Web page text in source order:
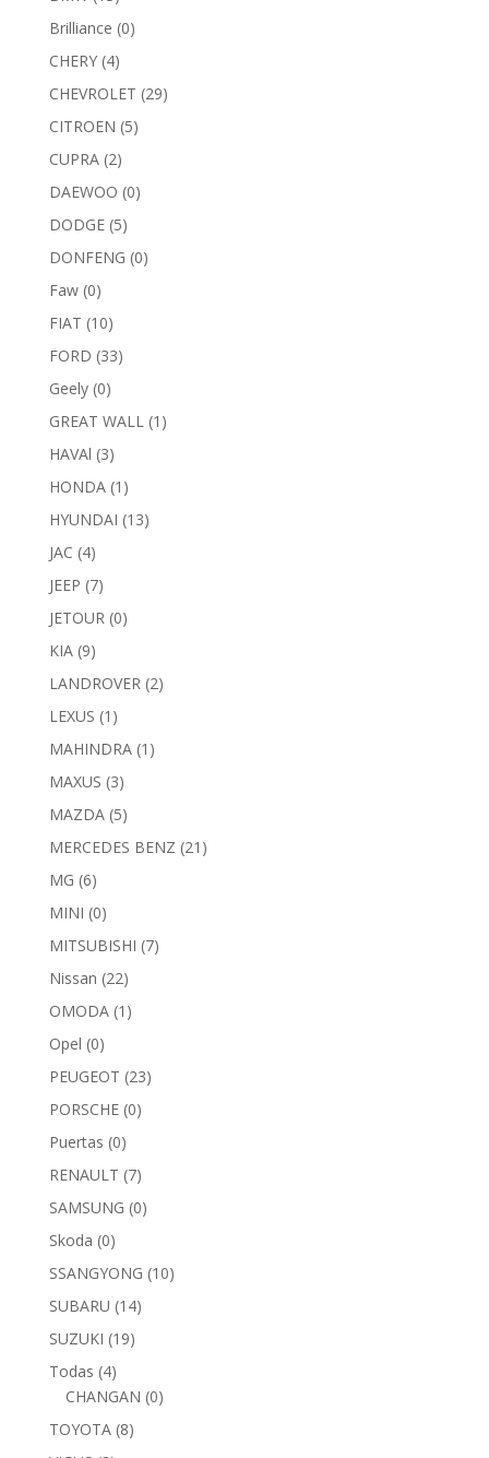
Brilliance (0)
CHERY (4)
CHEVROLET (29)
CITROEN (5)
CUPRA (2)
DAEWOO (0)
DODGE (5)
DONFENG (0)
Faw (0)
FIAT (10)
FORD (33)
Geely (0)
GREAT WALL (1)
HAVAl (3)
HONDA (1)
HYUNDAI (13)
JAC (4)
JEEP (7)
JETOUR (0)
KIA (9)
LANDROVER (2)
LEXUS (1)
MAHINDRA (1)
MAXUS (3)
MAZDA (5)
MERCEDES BENZ (21)
MG (6)
MINI (0)
MITSUBISHI (7)
Nissan (22)
OMODA (1)
Opel (0)
PEUGEOT (23)
PORSCHE (0)
Puertas (0)
RENAULT (7)
SAMSUNG (0)
Skoda (0)
SSANGYONG (10)
SUBARU (14)
SUZUKI (19)
Todas (4)
CHANGAN (0)
TOYOTA (8)